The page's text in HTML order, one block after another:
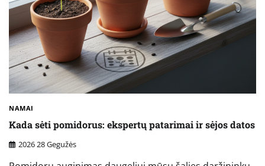
NAMAI
Kada sėti pomidorus: ekspertų patarimai ir sėjos datos
2026 28 Gegužės